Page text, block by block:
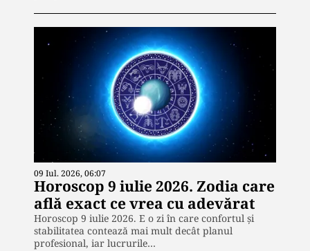
09 Iul. 2026, 06:07
Horoscop 9 iulie 2026. Zodia care
află exact ce vrea cu adevărat
Horoscop 9 iulie 2026. E o zi în care confortul și
stabilitatea contează mai mult decât planul
profesional, iar lucrurile…